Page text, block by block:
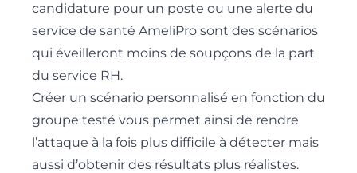
candidature pour un poste ou une alerte du
service de santé AmeliPro sont des scénarios
qui éveilleront moins de soupçons de la part
du service RH.
Créer un scénario personnalisé en fonction du
groupe testé vous permet ainsi de rendre
l’attaque à la fois plus difficile à détecter mais
aussi d’obtenir des résultats plus réalistes.